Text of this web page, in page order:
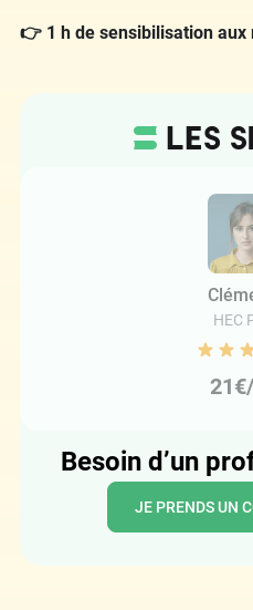
👉 1 h de sensibilisation aux
HEC
Besoin d’un
JE PRENDS UN